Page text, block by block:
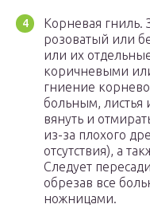
Корневая
розоватый или
или их
коричневыми
гниение
больным, листья
вянуть и
из-за плохого
отсутствия), а
Следует
обрезав все
ножницами.